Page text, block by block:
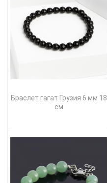
Браслет гагат Грузия 6 мм 18
см